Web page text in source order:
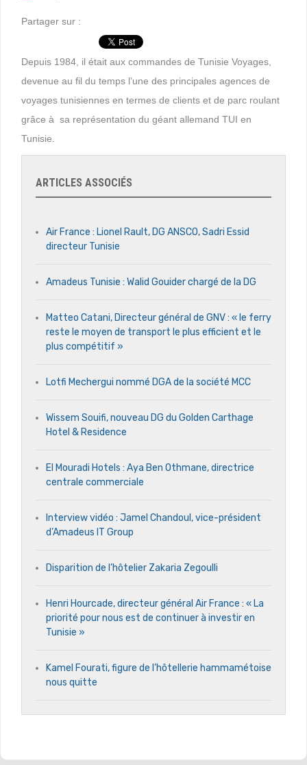
Partager sur :
Depuis 1984, il était aux commandes de Tunisie Voyages,
devenue au fil du temps l’une des principales agences de
voyages tunisiennes en termes de clients et de parc roulant
grâce à sa représentation du géant allemand TUI en
Tunisie.
ARTICLES ASSOCIÉS
Air France : Lionel Rault, DG ANSCO, Sadri Essid
directeur Tunisie
Amadeus Tunisie : Walid Gouider chargé de la DG
Matteo Catani, Directeur général de GNV : « le ferry
reste le moyen de transport le plus efficient et le
plus compétitif »
Lotfi Mechergui nommé DGA de la société MCC
Wissem Souifi, nouveau DG du Golden Carthage
Hotel & Residence
El Mouradi Hotels : Aya Ben Othmane, directrice
centrale commerciale
Interview vidéo : Jamel Chandoul, vice-président
d’Amadeus IT Group
Disparition de l’hôtelier Zakaria Zegoulli
Henri Hourcade, directeur général Air France : « La
priorité pour nous est de continuer à investir en
Tunisie »
Kamel Fourati, figure de l’hôtellerie hammamétoise
nous quitte